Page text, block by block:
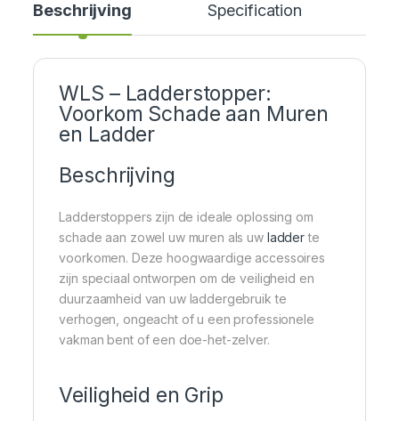
Beschrijving Specification
WLS – Ladderstopper:
Voorkom Schade aan Muren
en Ladder
Beschrijving
Ladderstoppers zijn de ideale oplossing om
schade aan zowel uw muren als uw ladderte
voorkomen. Deze hoogwaardige accessoires
zijn speciaal ontworpen om de veiligheid en
duurzaamheid van uw laddergebruik te
verhogen, ongeacht of u een professionele
vakman bent of een doe-het-zelver.
Veiligheid en Grip